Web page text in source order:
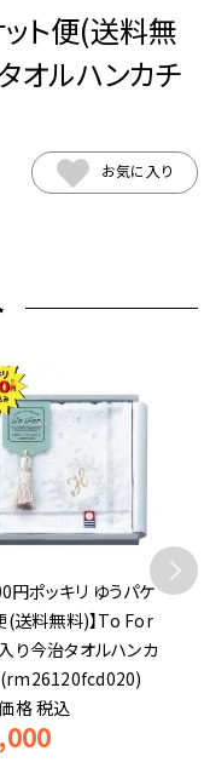
ット便(送料無
オルハンカチ
お気に入り
円ポッキリ ゆうパケ
(送料無料)】To For
り今治タオルハンカ
(rm26120fcd020)
格税込